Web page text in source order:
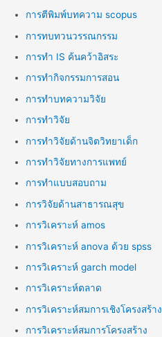
การตีพิมพ์บทความ scopus
การทบทวนวรรณกรรม
การทำ IS ค้นคว้าอิสระ
การทำกิจกรรมการสอน
การทำบทความวิจัย
การทำวิจัย
การทำวิจัยด้านจิตวิทยาเด็ก
การทำวิจัยทางการแพทย์
การทำแบบสอบถาม
การวิจัยด้านสาธารณสุข
การวิเคราะห์ amos
การวิเคราะห์ anova ด้วย spss
การวิเคราะห์ garch model
การวิเคราะห์ตลาด
การวิเคราะห์สมการเชิงโครงสร้าง
การวิเคราะห์สมการโครงสร้าง